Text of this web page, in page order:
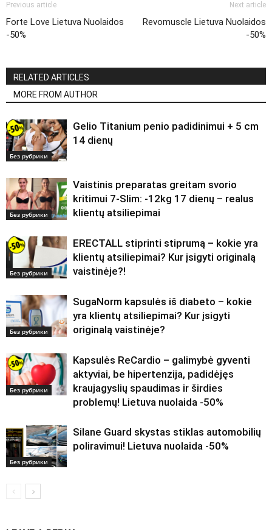
Previous article
Forte Love Lietuva Nuolaidos
-50%
Next article
Revomuscle Lietuva Nuolaidos
-50%
RELATED ARTICLES
MORE FROM AUTHOR
Без рубрики
Gelio Titanium penio padidinimui + 5 cm
14 dienų
Без рубрики
Vaistinis preparatas greitam svorio
kritimui 7-Slim: -12kg 17 dienų – realus
klientų atsiliepimai
Без рубрики
ERECTALL stiprinti stiprumą – kokie yra
klientų atsiliepimai? Kur įsigyti originalą
vaistinėje?!
Без рубрики
SugaNorm kapsulės iš diabeto – kokie
yra klientų atsiliepimai? Kur įsigyti
originalą vaistinėje?
Без рубрики
Kapsulės ReCardio – galimybė gyventi
aktyviai, be hipertenzija, padidėjęs
kraujagyslių spaudimas ir širdies
problemų! Lietuva nuolaida -50%
Без рубрики
Silane Guard skystas stiklas automobilių
poliravimui! Lietuva nuolaida -50%